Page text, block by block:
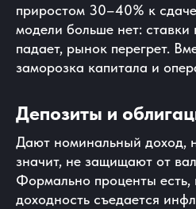
приростом 30–40% к
модели больше нет: ставки
падает, рынок перегрет.
заморозка капитала и
Депозиты и
Дают номинальный доход,
значит, не защищают от
Формально проценты есть,
доходность съедается